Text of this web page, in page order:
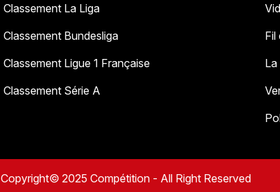
Classement La Liga
Classement Bundesliga
Classement Ligue 1 Française
Classement Série A
Fil
Copyright© 2025 Compétition - All Right Reserved